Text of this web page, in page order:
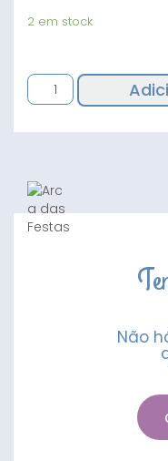
2 em stock
Quantidade
de
Redondos
8uni
Não